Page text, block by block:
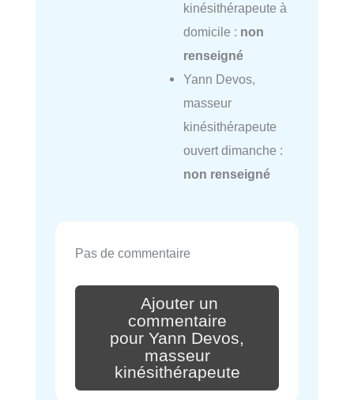
kinésithérapeute à
domicile : non
renseigné
Yann Devos,
masseur
kinésithérapeute
ouvert dimanche :
non renseigné
Pas de commentaire
Ajouter un
commentaire
pour Yann Devos,
masseur
kinésithérapeute